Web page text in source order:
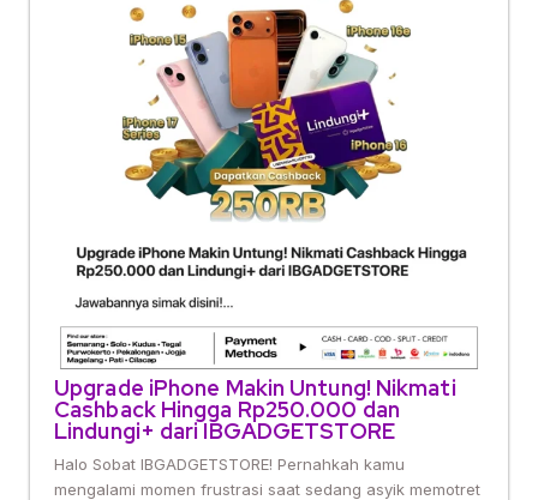
Upgrade iPhone Makin Untung! Nikmati
Cashback Hingga Rp250.000 dan
Lindungi+ dari IBGADGETSTORE
Halo Sobat IBGADGETSTORE! Pernahkah kamu
mengalami momen frustrasi saat sedang asyik memotret